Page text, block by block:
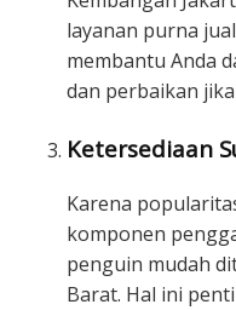
layanan purna
membantu Anda
dan perbaikan
Ketersediaan
Karena
komponen
penguin mudah
Barat. Hal ini